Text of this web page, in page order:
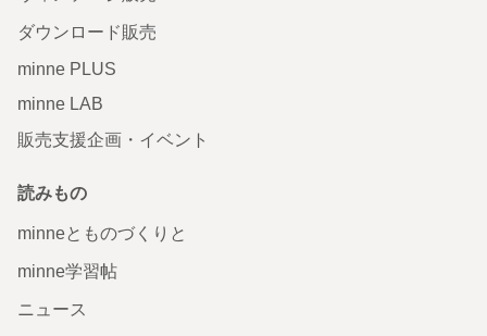
ダウンロード販売
minne PLUS
minne LAB
販売支援企画・イベント
読みもの
minneとものづくりと
minne学習帖
ニュース